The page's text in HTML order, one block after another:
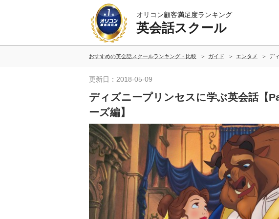
オリコン顧客満足度ランキング
英会話スクール
おすすめの英会話スクールランキング・比較 ガイド エンタメ デ
更新日：2018-05-09
ディズニープリンセスに学ぶ英会話【
ーズ編】